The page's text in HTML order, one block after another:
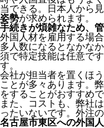
当できる。日本人から
姿勢が求められます。
手続きが煩雑なため、
外国人材を雇用する場
多人数になるとなかな
須で特定技能は任意で
す。
会社が担当者を置くほ
ことが多々あります。
をすることがおすすめで
また、コストも、弊社
ったいないです。外注
名古屋市東区への外国